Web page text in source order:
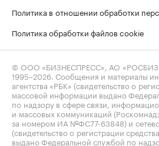
Политика в отношении обработки
Политика обработки файлов cookie
© ООО «БИЗНЕСПРЕСС», АО
1995–2026. Сообщения и материалы
агентства «РБК» (свидетельство о
массовой информации выдано
по надзору в сфере связи,
и массовых коммуникаций
за номером ИА №ФС77-63848) и
(свидетельство о регистрации
выдано Федеральной службой по